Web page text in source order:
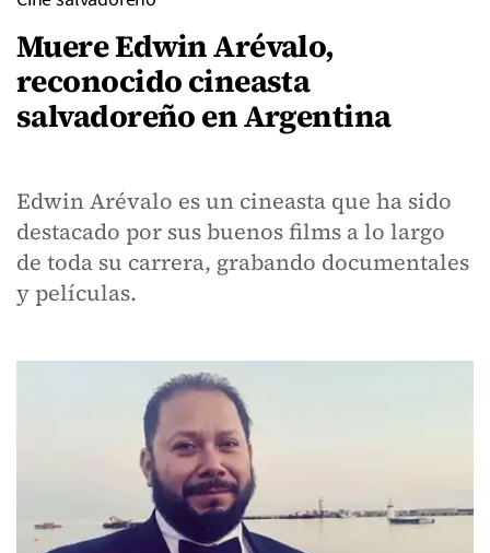
Muere Edwin Arévalo,
reconocido cineasta
salvadoreño en Argentina
Edwin Arévalo es un cineasta que ha sido
destacado por sus buenos films a lo largo
de toda su carrera, grabando documentales
y películas.